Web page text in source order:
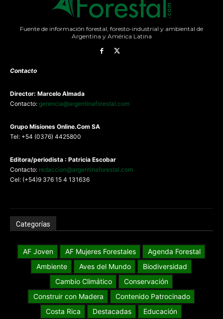
Fuente de información forestal, foresto-industrial y ambiental de
Argentina y América Latina
Contacto
Director: Marcelo Almada
Contacto: gerencia@argentinaforestal.com
Grupo Misiones Online.Com SA
Tel: +54 (0376) 4425800
Editora/periodista : Patricia Escobar
Contacto: redaccion@argentinaforestal.com
Cel: (+54)9 376 15 4 131636
Categorías
AF Joven AF Mujeres Forestales
Agenda Forestal
Ambiente
Aves del Mundo
Biodiversidad
Cambio Climático
Conservación
Construir con Madera
Contenido Patrocinado
Costa Rica
Destacadas
Educación